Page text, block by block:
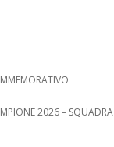
2026 – SQUADRA